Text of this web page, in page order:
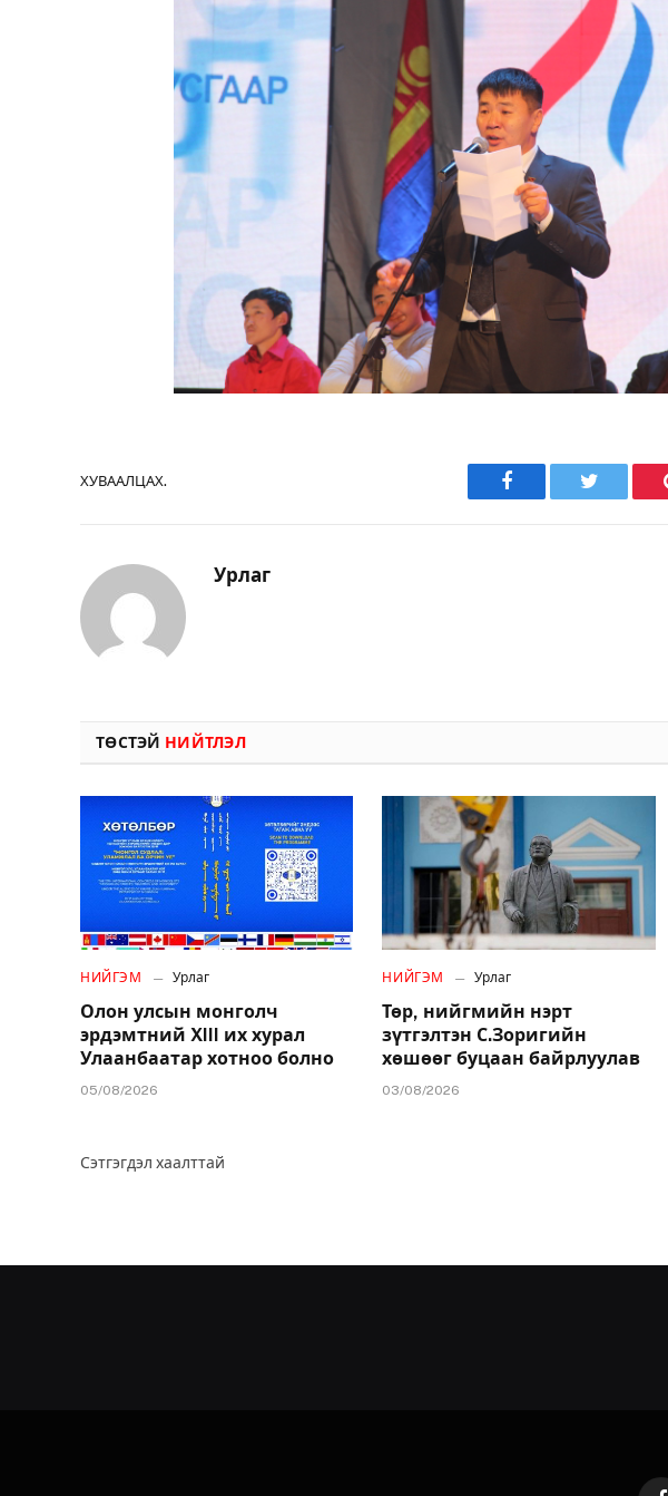
ХУВААЛЦАХ.
Facebook Twitter
Урлаг
ТӨСТЭЙ НИЙТЛЭЛ
НИЙГЭМ Урлаг
Олон улсын монголч
эрдэмтний XIII их хурал
Улаанбаатар хотноо болно
05/08/2026
НИЙГЭМ Урлаг
Төр, нийгмийн нэрт
зүтгэлтэн С.Зоригийн
хөшөөг буцаан байрлуулав
03/08/2026
Сэтгэгдэл хаалттай